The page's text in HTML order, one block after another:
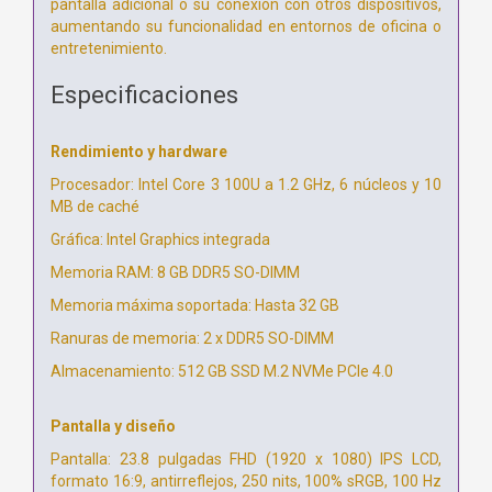
pantalla adicional o su conexión con otros dispositivos,
aumentando su funcionalidad en entornos de oficina o
entretenimiento.
Especificaciones
Rendimiento y hardware
Procesador: Intel Core 3 100U a 1.2 GHz, 6 núcleos y 10
MB de caché
Gráfica: Intel Graphics integrada
Memoria RAM: 8 GB DDR5 SO-DIMM
Memoria máxima soportada: Hasta 32 GB
Ranuras de memoria: 2 x DDR5 SO-DIMM
Almacenamiento: 512 GB SSD M.2 NVMe PCIe 4.0
Pantalla y diseño
Pantalla: 23.8 pulgadas FHD (1920 x 1080) IPS LCD,
formato 16:9, antirreflejos, 250 nits, 100% sRGB, 100 Hz